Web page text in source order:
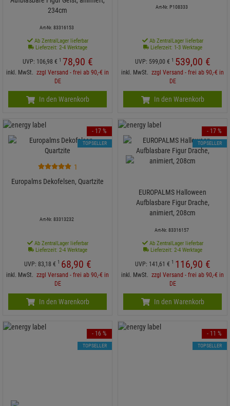
234cm
Art-Nr. 83316153
Ab ZentralLager lieferbar
Lieferzeit: 2-4 Werktage
UVP: 106,98 € 1 78,90 €
inkl. MwSt. zzgl Versand - frei ab 90,-€ in
DE
In den Warenkorb
Art-Nr. P108333
Ab ZentralLager lieferbar
Lieferzeit: 1-3 Werktage
UVP: 599,00 € 1 539,00 €
inkl. MwSt. zzgl Versand - frei ab 90,-€ in
DE
In den Warenkorb
1
Europalms Dekofelsen, Quartzite
Art-Nr. 83313232
Ab ZentralLager lieferbar
Lieferzeit: 2-4 Werktage
UVP: 83, 18 € 1 68,90 €
inkl. MwSt. zzgl Versand - frei ab 90,-€ in
DE
- 17 %
TOPSELLER
In den Warenkorb
EUROPALMS Halloween
Aufblasbare Figur Drache,
animiert, 208cm
Art-Nr. 83316157
Ab ZentralLager lieferbar
Lieferzeit: 2-4 Werktage
UVP: 141, 61 € 1 116,90 €
inkl. MwSt. zzgl Versand - frei ab 90,-€ in
DE
- 17 %
TOPSELLER
In den Warenkorb
- 16 %
TOPSELLER
- 11 %
TOPSELLER